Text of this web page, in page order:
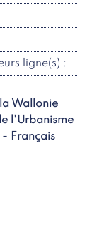
ligne(s) :
Wallonie
l'Urbanisme
Français